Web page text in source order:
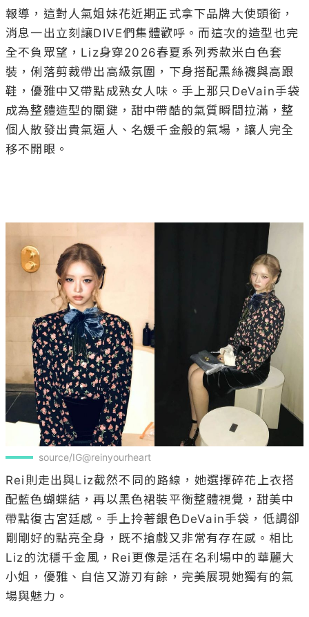
報導，這對人氣姐妹花近期正式拿下品牌大使頭銜，
消息一出立刻讓DIVE們集體歡呼。而這次的造型也完
全不負眾望，Liz身穿2026春夏系列秀款米白色套
裝，俐落剪裁帶出高級氛圍，下身搭配黑絲襪與高跟
鞋，優雅中又帶點成熟女人味。手上那只DeVain手袋
成為整體造型的關鍵，甜中帶酷的氣質瞬間拉滿，整
個人散發出貴氣逼人、名媛千金般的氣場，讓人完全
移不開眼。
source/IG@reinyourheart
Rei則走出與Liz截然不同的路線，她選擇碎花上衣搭
配藍色蝴蝶結，再以黑色裙裝平衡整體視覺，甜美中
帶點復古宮廷感。手上拎著銀色DeVain手袋，低調卻
剛剛好的點亮全身，既不搶戲又非常有存在感。相比
Liz的沈穩千金風，Rei更像是活在名利場中的華麗大
小姐，優雅、自信又游刃有餘，完美展現她獨有的氣
場與魅力。